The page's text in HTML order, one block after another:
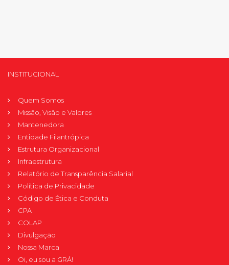
INSTITUCIONAL
Quem Somos
Missão, Visão e Valores
Mantenedora
Entidade Filantrópica
Estrutura Organizacional
Infraestrutura
Relatório de Transparência Salarial
Política de Privacidade
Código de Ética e Conduta
CPA
COLAP
Divulgação
Nossa Marca
Oi, eu sou a GRÁ!